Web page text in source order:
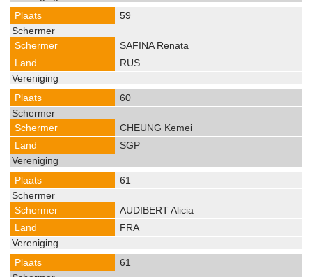
59
SAFINA Renata
RUS
60
CHEUNG Kemei
SGP
61
AUDIBERT Alicia
FRA
61